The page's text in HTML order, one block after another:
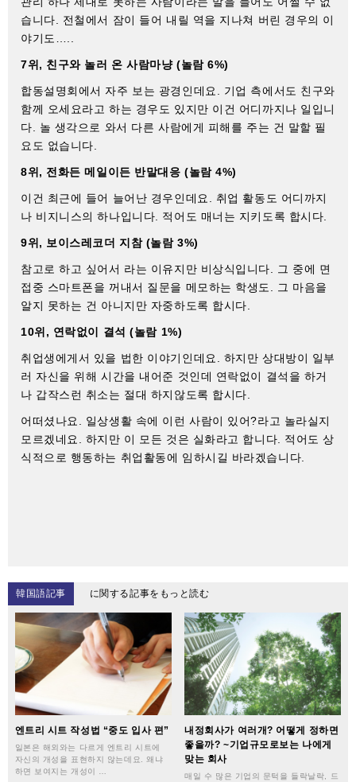
습니다. 전철에서 잠이 들어 내릴 역을 지나쳐 버린 경우의 이
야기도…..
7위, 친구와 놀러 온 사람마냥 (놀람 6%)
합동설명회에서 자주 보는 광경인데요. 기업 측에서도 친구와
함께 오세요라고 하는 경우도 있지만 이건 어디까지나 일입니
다. 놀 생각으로 와서 다른 사람에게 피해를 주는 건 말할 필
요도 없습니다.
8위, 전화든 메일이든 반말대응 (놀람 4%)
이건 최근에 들어 늘어난 경우인데요. 취업 활동도 어디까지
나 비지니스의 하나입니다. 적어도 매너는 지키도록 합시다.
9위, 보이스레코더 지참 (놀람 3%)
참고로 하고 싶어서 라는 이유지만 비상식입니다. 그 중에 면
접중 스마트폰을 꺼내서 질문을 메모하는 학생도. 그 마음을
알지 못하는 건 아니지만 자중하도록 합시다.
10위, 연락없이 결석 (놀람 1%)
취업생에게서 있을 법한 이야기인데요. 하지만 상대방이 일부
러 자신을 위해 시간을 내어준 것인데 연락없이 결석을 하거
나 갑작스런 취소는 절대 하지않도록 합시다.
어떠셨나요. 일상생활 속에 이런 사람이 있어?라고 놀라실지
모르겠네요. 하지만 이 모든 것은 실화라고 합니다. 적어도 상
식적으로 행동하는 취업활동에 임하시길 바라겠습니다.
韓国語記事 に関する記事をもっと読む
엔트리 시트 작성법 “중도 입사 편”
일본은 해외와는 다르게 엔트리 시트에
자신의 개성을 표현하지 않는데요. 왜냐
하면 보여지는 개성이 …
내정회사가 여러개? 어떻게 정하면
좋을까? ~기업규모로보는 나에게
맞는 회사
매일 수 많은 기업의 문턱을 들락날락, 드